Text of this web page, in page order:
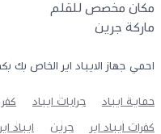
مكان مخصص للقلم
ماركة جرين
احمي جهاز الايباد اير الخاص
حماية ايباد جرابات ايباد
كفرات ايباد اير جرين ايباد اير